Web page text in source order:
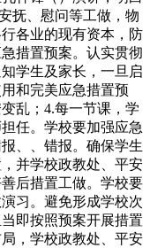
抚、慰问等工做，物
各业的现有资本，防
措置预案。认实贯彻
学生及家长，一旦启
和完美应急措置预
乱；4.每一节课，学
任。学校要加强应急
、、错报。确保学生
并学校政教处、平安
后措置工做。学校要
习。避免形成学校次
即按照预案开展措置
，学校政教处、平安